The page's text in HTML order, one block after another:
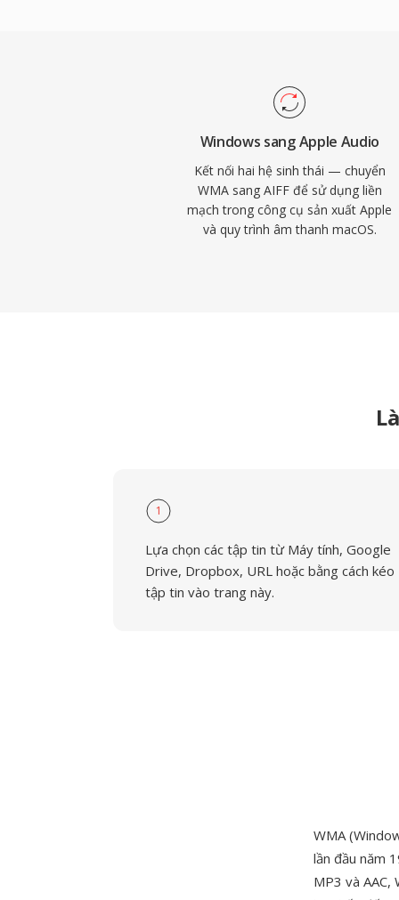
và độ sâu bit lên đến 32-bit, đáp ứng các
phân giải cao vượt quá chất lượng CD.
toàn vẹn lossless hơn hiệu quả lưu trữ,
tin cậy trong ngành thu âm.
Windows sang Apple Audio
Kết nối hai hệ sinh thái — chuyển
WMA sang AIFF để sử dụng liền
mạch trong công cụ sản xuất Apple
và quy trình âm thanh macOS.
1
Lựa chọn các tập tin từ Máy tính, Google
Drive, Dropbox, URL hoặc bằng cách kéo
tập tin vào trang này.
WMA
lần đầu năm
MP3 và